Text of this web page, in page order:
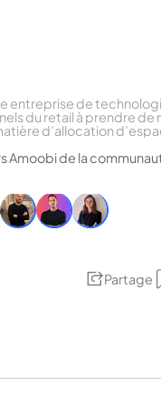
entreprise de
du retail à prendre de
d’allocation
Amoobi de la
Partage